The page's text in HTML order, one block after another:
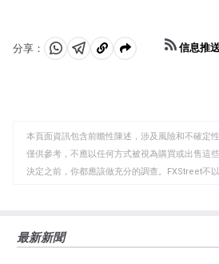
的國內貸款機構在國家主導的金融領
分享：
分 分 複
板
信息推
本頁面資訊包含前瞻性陳述，涉及風險和不確定
僅供參考，不應以任何方式被視為購買或出售這
決定之前，你都應該做充分的調查。FXStreet不
觀點，並不代表FXStreet或其廣告商的官方政策
最新新聞